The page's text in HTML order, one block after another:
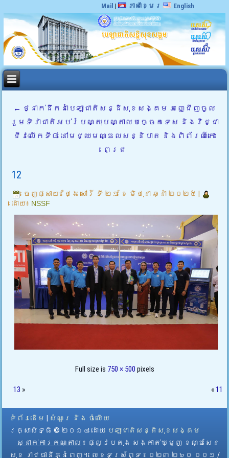
Mail | ភាសាខ្មែរ English
← ថ្នាក់ដឹកនាំបេឡាជាតិសន្ដិសុខសង្គម អញ្ជេីញចូល
រួមទិវាជាតិអប់រំបណ្តុះបណ្តាលបច្ចេកទេស និងវិជ្ជា
ជីវៈលើកទី៨ នៅមជ្ឈមណ្ឌលសន្និបាត និងពិព័រណ៍កោះ
ពេជ្រ
12
ចេញផ្សាយ៖ ថ្ងៃ សៅរ៍ ទី ២១ ខែ មិថុនា ឆ្នាំ ២០២៥
ដោយ៖ NSSF
Full size is 750 × 500 pixels
13 » «11
ទំព័រដើម
សំណួរ និង ចំលើយ
រក្សាសិទ្ធិ © ២០១៤ ដោយ​ បេឡាជាតិសន្តិសុខសង្គម
ស្នាក់ការកណ្តាល ៖ ផ្លូវបេតុង សង្កាត់ឃ្មួញ ខណ្ឌសែន
សុខ រាជធានីភ្នំពេញ។ លេខទូរស័ព្ទ ៖ ០២៣ ២៦០ ០០១ /